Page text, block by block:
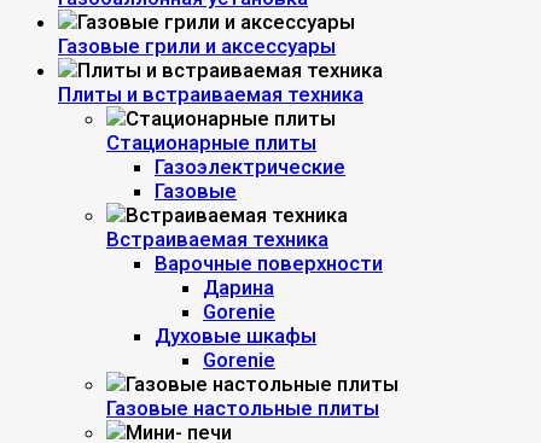
Газовые грили и аксессуары
Плиты и встраиваемая техника
Стационарные плиты
Газоэлектрические
Газовые
Встраиваемая техника
Варочные поверхности
Дарина
Gorenie
Духовые шкафы
Gorenie
Газовые настольные плиты